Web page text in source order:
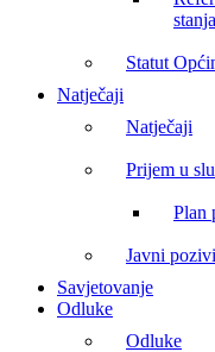
Statut
Natječaji
Natječaji
Prijem u
Plan
Javni pozivi
Savjetovanje
Odluke
Odluke